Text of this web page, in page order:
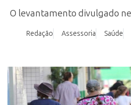
O levantamento divulgado
Redação Assessoria Saúde